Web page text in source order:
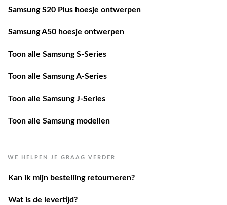
Samsung S20 Plus hoesje ontwerpen
Samsung A50 hoesje ontwerpen
Toon alle Samsung S-Series
Toon alle Samsung A-Series
Toon alle Samsung J-Series
Toon alle Samsung modellen
WE HELPEN JE GRAAG VERDER
Kan ik mijn bestelling retourneren?
Wat is de levertijd?